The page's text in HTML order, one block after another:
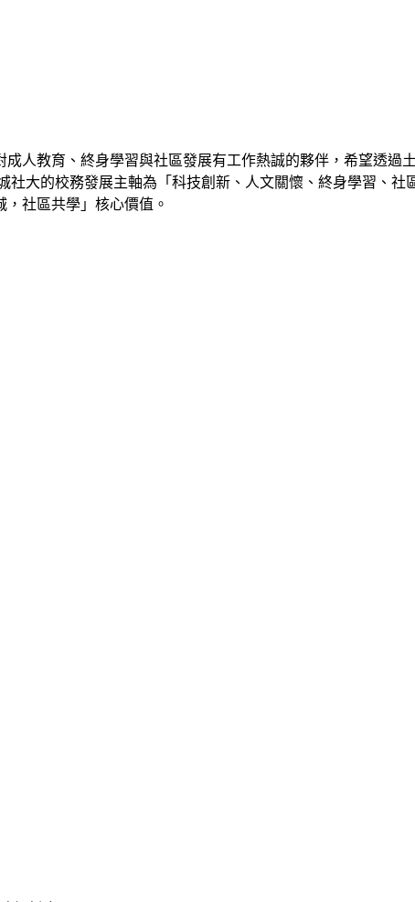
人教育、終身學習與社區發展有工作熱誠的夥伴，希望透
大的校務發展主軸為「科技創新、人文關懷、終身學習、
社區共學」核心價值。